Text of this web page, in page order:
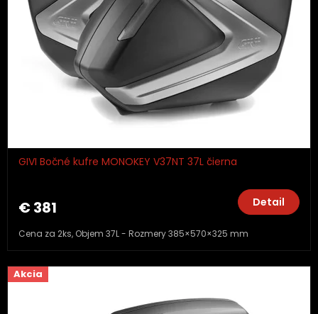
GIVI Bočné kufre MONOKEY V37NT 37L čierna
€ 381 Detail
Cena za 2ks, Objem 37L - Rozmery 385×570×325 mm
Akcia